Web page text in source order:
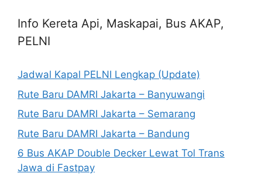
Info Kereta Api, Maskapai, Bus AKAP,
PELNI
Jadwal Kapal PELNI Lengkap (Update)
Rute Baru DAMRI Jakarta – Banyuwangi
Rute Baru DAMRI Jakarta – Semarang
Rute Baru DAMRI Jakarta – Bandung
6 Bus AKAP Double Decker Lewat Tol Trans
Jawa di Fastpay